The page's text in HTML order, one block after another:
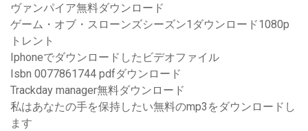
ヴァンパイア無料ダウンロード
ゲーム・オブ・スローンズシーズン1ダウンロード1080p
トレント
Iphoneでダウンロードしたビデオファイル
Isbn 0077861744 pdfダウンロード
Trackday manager無料ダウンロード
私はあなたの手を保持したい無料のmp3をダウンロードし
ます